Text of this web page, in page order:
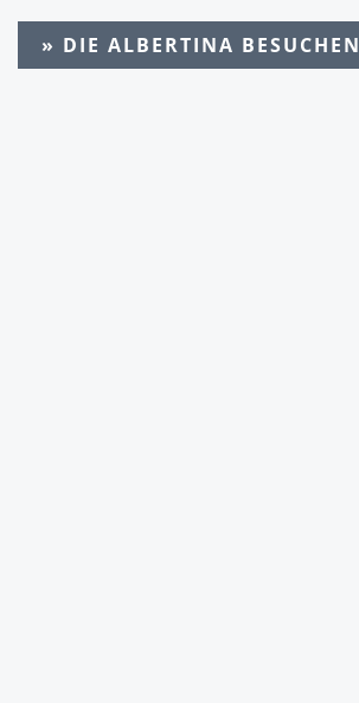
» DIE ALBERTINA BESUCHEN